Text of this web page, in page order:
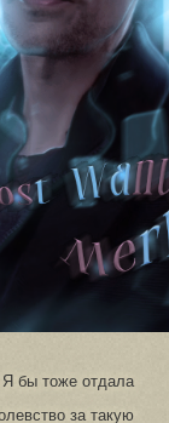
бы тоже отдала
за такую